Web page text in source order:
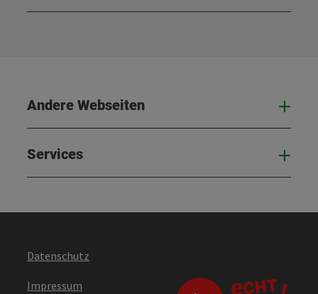
Andere Webseiten
Services
Datenschutz
Impressum